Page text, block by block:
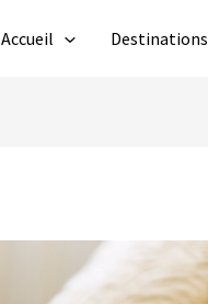
Accueil Destinations